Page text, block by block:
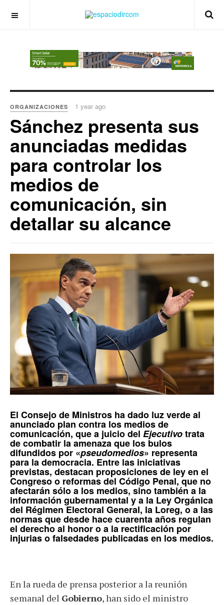
ORGANIZACIONES 1 year ago
Sánchez presenta sus
anunciadas medidas
para controlar los
medios de
comunicación, sin
detallar su alcance
El Consejo de Ministros ha dado luz verde al
anunciado plan contra los medios de
comunicación, que a juicio del Ejecutivotrata
de combatir la amenaza que los bulos
difundidos por «pseudomedios» representa
para la democracia. Entre las iniciativas
previstas, destacan proposiciones de ley en el
Congreso o reformas del Código Penal, que no
afectarán sólo a los medios, sino también a la
información gubernamental y a la Ley Orgánica
del Régimen Electoral General, la Loreg, o a las
normas que desde hace cuarenta años regulan
el derecho al honor o a la rectificación por
injurias o falsedades publicadas en los medios.
En la rueda de prensa posterior a la reunión
semanal del Gobierno, han sido el ministro